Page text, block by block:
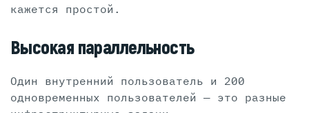
кажется простой.
Высокая параллельность
Один внутренний пользователь и 200
одновременных пользователей — это разные